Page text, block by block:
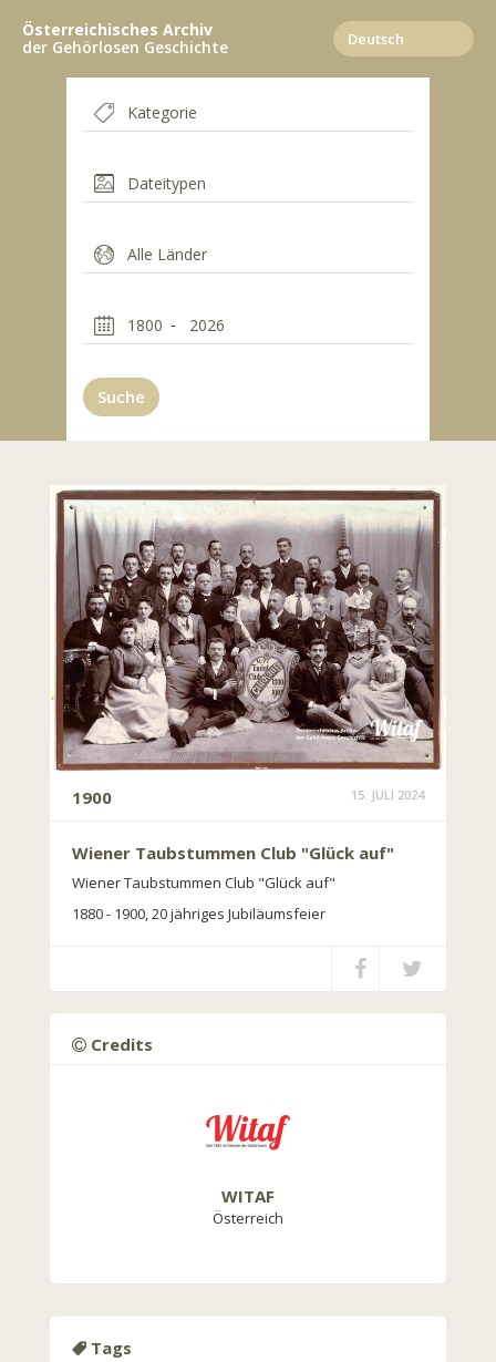
zum
Inhalt
Österreichisches Archiv
der Gehörlosen Geschichte
Suche
1900 15. JULI 2024
Wiener Taubstummen Club "Glück auf"
Wiener Taubstummen Club "Glück auf"
1880 - 1900, 20 jähriges Jubiläumsfeier
Credits
WITAF
Österreich
Tags